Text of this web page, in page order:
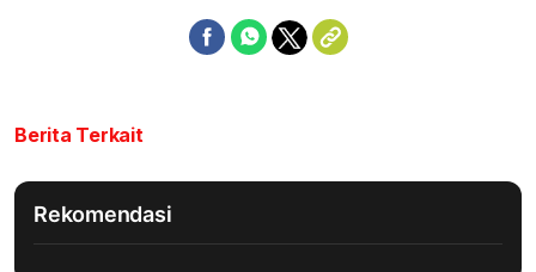
Berita Terkait
Rekomendasi